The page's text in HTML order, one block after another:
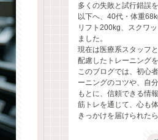
多くの失敗と試行錯誤
以下へ、40代・体重
リフト200kg、スクワ
ました。
現在は医療系スタッフ
配慮したトレーニング
このブログでは、初心
ーニングのコツや、自
もとに、信頼できる情
筋トレを通じて、心も
きっかけを届けられた